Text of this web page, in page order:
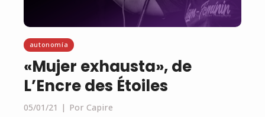
autonomía
«Mujer exhausta», de
L’Encre des Étoiles
05/01/21 Por Capire